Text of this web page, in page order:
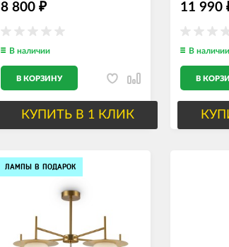
8 800 ₽
В наличии
В КОРЗИНУ
КУПИТЬ В 1 КЛИК
11 990
В наличии
В
ЛАМПЫ В ПОДАРОК